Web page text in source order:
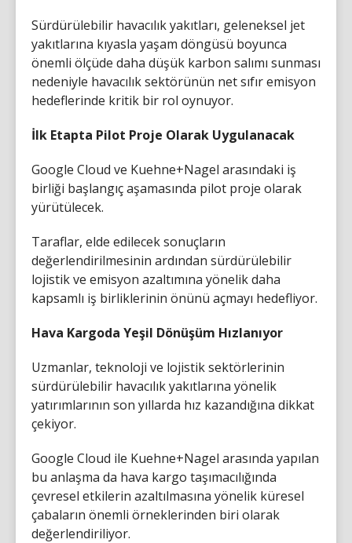
Sürdürülebilir havacılık yakıtları, geleneksel jet
yakıtlarına kıyasla yaşam döngüsü boyunca
önemli ölçüde daha düşük karbon salımı sunması
nedeniyle havacılık sektörünün net sıfır emisyon
hedeflerinde kritik bir rol oynuyor.
İlk Etapta Pilot Proje Olarak Uygulanacak
Google Cloud ve Kuehne+Nagel arasındaki iş
birliği başlangıç aşamasında pilot proje olarak
yürütülecek.
Taraflar, elde edilecek sonuçların
değerlendirilmesinin ardından sürdürülebilir
lojistik ve emisyon azaltımına yönelik daha
kapsamlı iş birliklerinin önünü açmayı hedefliyor.
Hava Kargoda Yeşil Dönüşüm Hızlanıyor
Uzmanlar, teknoloji ve lojistik sektörlerinin
sürdürülebilir havacılık yakıtlarına yönelik
yatırımlarının son yıllarda hız kazandığına dikkat
çekiyor.
Google Cloud ile Kuehne+Nagel arasında yapılan
bu anlaşma da hava kargo taşımacılığında
çevresel etkilerin azaltılmasına yönelik küresel
çabaların önemli örneklerinden biri olarak
değerlendiriliyor.